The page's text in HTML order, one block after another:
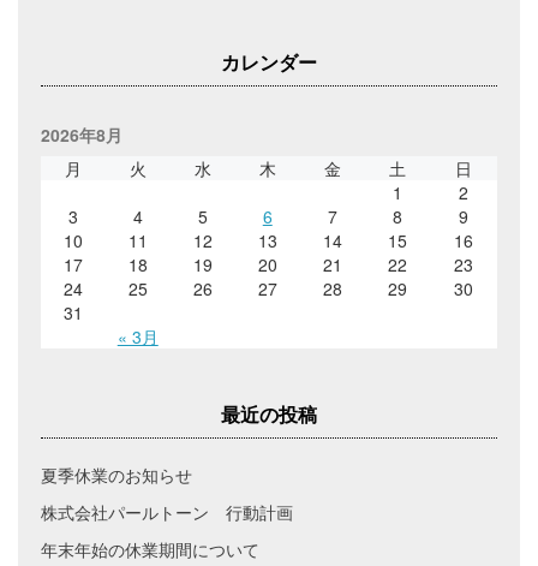
カレンダー
2026年8月
月
火 水 木 金 土 日
« 3月
1
2
3
4 5 6 7 8
9
10
11 12 13 14 15
16
17
18 19 20 21 22
23
24
25 26 27 28 29
30
31
最近の投稿
夏季休業のお知らせ
株式会社パールトーン 行動計画
年末年始の休業期間について